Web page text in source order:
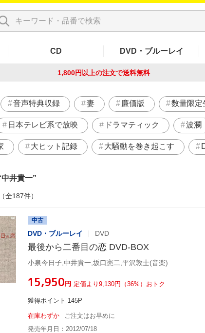
CD DVD・ブルーレイ
1,800円以上の注文で送料無料
音声特典収録 妻 廉価版 数量限定
日本テレビ系で放映 ドラマティック 波瀾
大ヒット記録 大騒動を巻き起こす
中井貴一
全187件）
中古
DVD・ブルーレイ DVD
最後から二番目の恋 DVD-BOX
小泉今日子,中井貴一,坂口憲二,平沢敦士(音楽)
¥15,950円 定価より9,130円（36%）おトク
獲得ポイント 145P
在庫わずか
ご注文はお早めに
発売年月日：2012/07/18